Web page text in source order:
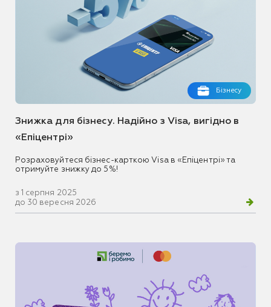
Бізнесу
Знижка для бізнесу. Надійно з Visa, вигідно в
«Епіцентрі»
Розраховуйтеся бізнес-карткою Visa в «Епіцентрі» та
отримуйте знижку до 5%!
з 1 серпня 2025
до 30 вересня 2026